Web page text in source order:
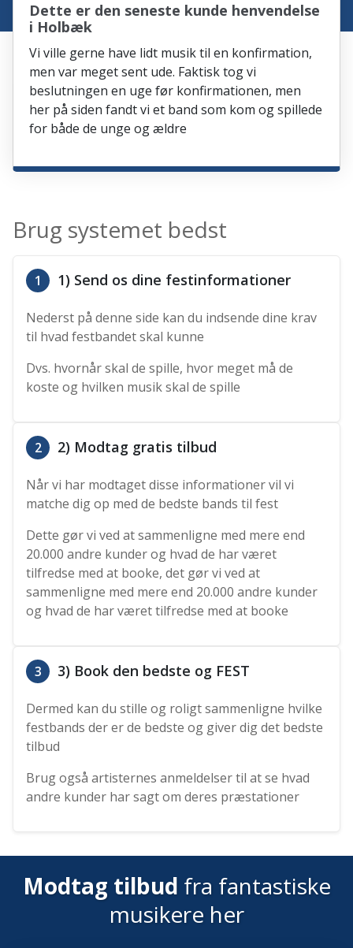
Dette er den seneste kunde henvendelse
i Holbæk
Vi ville gerne have lidt musik til en konfirmation,
men var meget sent ude. Faktisk tog vi
beslutningen en uge før konfirmationen, men
her på siden fandt vi et band som kom og spillede
for både de unge og ældre
Brug systemet bedst
1 1) Send os dine festinformationer
Nederst på denne side kan du indsende dine krav
til hvad festbandet skal kunne
Dvs. hvornår skal de spille, hvor meget må de
koste og hvilken musik skal de spille
2 2) Modtag gratis tilbud
Når vi har modtaget disse informationer vil vi
matche dig op med de bedste bands til fest
Dette gør vi ved at sammenligne med mere end
20.000 andre kunder og hvad de har været
tilfredse med at booke, det gør vi ved at
sammenligne med mere end 20.000 andre kunder
og hvad de har været tilfredse med at booke
3 3) Book den bedste og FEST
Dermed kan du stille og roligt sammenligne hvilke
festbands der er de bedste og giver dig det bedste
tilbud
Brug også artisternes anmeldelser til at se hvad
andre kunder har sagt om deres præstationer
Modtag tilbud fra fantastiske
musikere her